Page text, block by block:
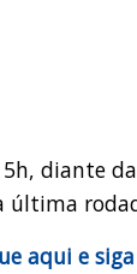
diante
última
aqui e